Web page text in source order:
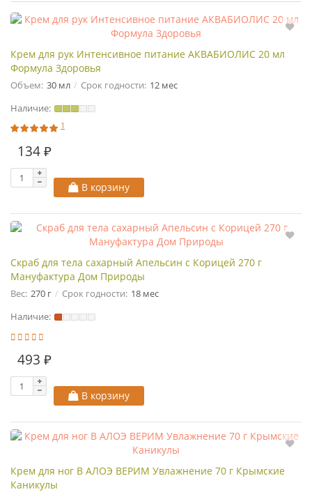
Крем для рук Интенсивное питание АКВАБИОЛИС 20 мл
Формула Здоровья
Объем: 30 мл Срок годности: 12 мес
Наличие:
1
134 ₽
В корзину
Скраб для тела сахарный Апельсин с Корицей 270 г
Мануфактура Дом Природы
Вес: 270 г Срок годности: 18 мес
Наличие:
493 ₽
В корзину
Крем для ног В АЛОЭ ВЕРИМ Увлажнение 70 г Крымские
Каникулы